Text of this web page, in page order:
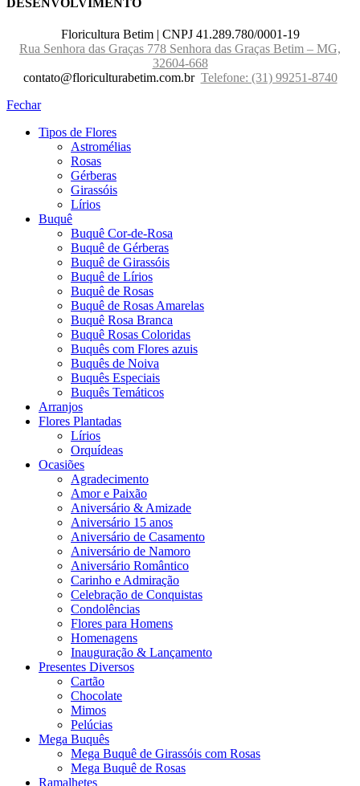
DESENVOLVIMENTO
Floricultura Betim | CNPJ 41.289.780/0001-19
Rua Senhora das Graças 778 Senhora das Graças Betim – MG,
32604-668
contato@floriculturabetim.com.br Telefone: (31) 99251-8740
Fechar
Tipos de Flores
Astromélias
Rosas
Gérberas
Girassóis
Lírios
Buquê
Buquê Cor-de-Rosa
Buquê de Gérberas
Buquê de Girassóis
Buquê de Lírios
Buquê de Rosas
Buquê de Rosas Amarelas
Buquê Rosa Branca
Buquê Rosas Coloridas
Buquês com Flores azuis
Buquês de Noiva
Buquês Especiais
Buquês Temáticos
Arranjos
Flores Plantadas
Lírios
Orquídeas
Ocasiões
Agradecimento
Amor e Paixão
Aniversário & Amizade
Aniversário 15 anos
Aniversário de Casamento
Aniversário de Namoro
Aniversário Romântico
Carinho e Admiração
Celebração de Conquistas
Condolências
Flores para Homens
Homenagens
Inauguração & Lançamento
Presentes Diversos
Cartão
Chocolate
Mimos
Pelúcias
Mega Buquês
Mega Buquê de Girassóis com Rosas
Mega Buquê de Rosas
Ramalhetes